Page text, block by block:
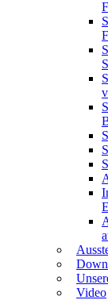
Video